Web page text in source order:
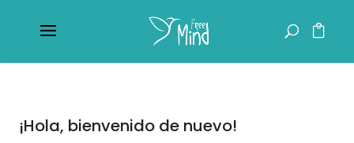
¡Hola, bienvenido de nuevo!